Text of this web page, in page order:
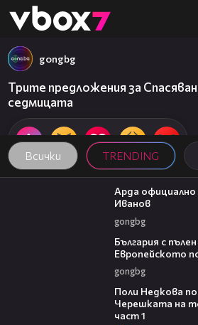
👾
Всички TRENDING
gongbg
Трите предложения за
седмицата
00:19
Арда официално
Иванов
gongbg
България с
Европейското
gongbg
Поли Недкова
Черешката на
част 1